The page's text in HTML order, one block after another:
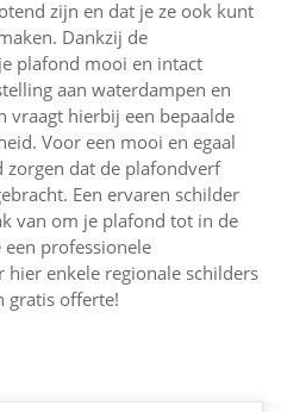
zijn en dat je ze ook kunt
Dankzij de
plafond mooi en intact
aan waterdampen en
vraagt hierbij een bepaalde
Voor een mooi en egaal
zorgen dat de plafondverf
Een ervaren schilder
van om je plafond tot in de
professionele
hier enkele regionale schilders
gratis offerte!